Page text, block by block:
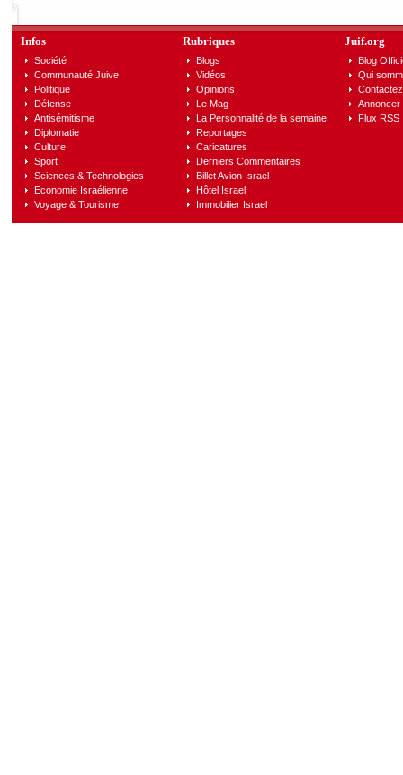
Infos
Société
Communauté Juive
Politique
Défense
Antisémitisme
Diplomatie
Culture
Sport
Sciences & Technologies
Economie Israélienne
Voyage & Tourisme
Rubriques
Blogs
Vidéos
Opinions
Le Mag
La Personnalité de la semaine
Reportages
Caricatures
Derniers Commentaires
Billet Avion Israel
Hôtel Israel
Immobilier Israel
Juif.org
Blog
Qui
Annoncer
Flux RSS